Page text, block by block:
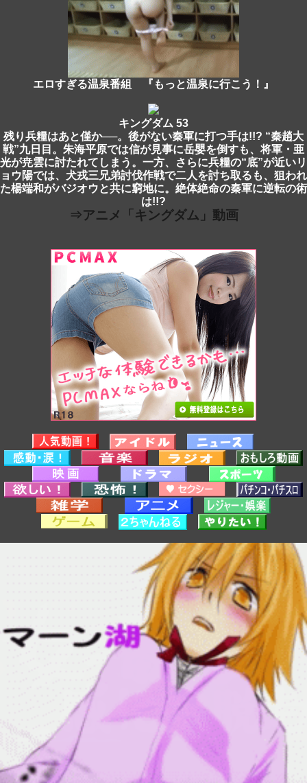
エロすぎる温泉番組 『もっと温泉に行こう！』
キングダム 53
残り兵糧はあと僅か──。後がない秦軍に打つ手は!!? “秦趙大
戦”九日目。朱海平原では信が見事に岳嬰を倒すも、将軍・亜
光が尭雲に討たれてしまう。一方、さらに兵糧の“底”が近いリ
ョウ陽では、犬戎三兄弟討伐作戦で二人を討ち取るも、狙われ
た楊端和がバジオウと共に窮地に。絶体絶命の秦軍に逆転の術
は!!?
⇒アニメ「キングダム」動画